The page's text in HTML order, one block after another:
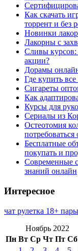
Как скачать
торрент и без
Новинки
Лакорны с
Сливы
акции?
Дорамы
Где купить
Сигареты
Как
Курсы для
Сериалы из
Остеотомия
потребоваться
Бесплатные
покупать и
Современные
знаний онлайн
Интересное
чат рулетка 18+ пары
Ноябрь 2022
Пн Вт Ср Чт Пт Сб